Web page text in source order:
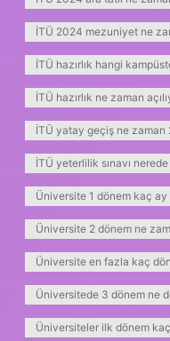
İTÜ 2024 mezuniyet ne
İTÜ hazırlık hangi
İTÜ hazırlık ne zaman
İTÜ yatay geçiş ne zaman
İTÜ yeterlilik sınavı nerede
Üniversite 1 dönem kaç
Üniversite 2 dönem ne
Üniversite en fazla kaç
Üniversitede 3 dönem ne
Üniversiteler ilk dönem